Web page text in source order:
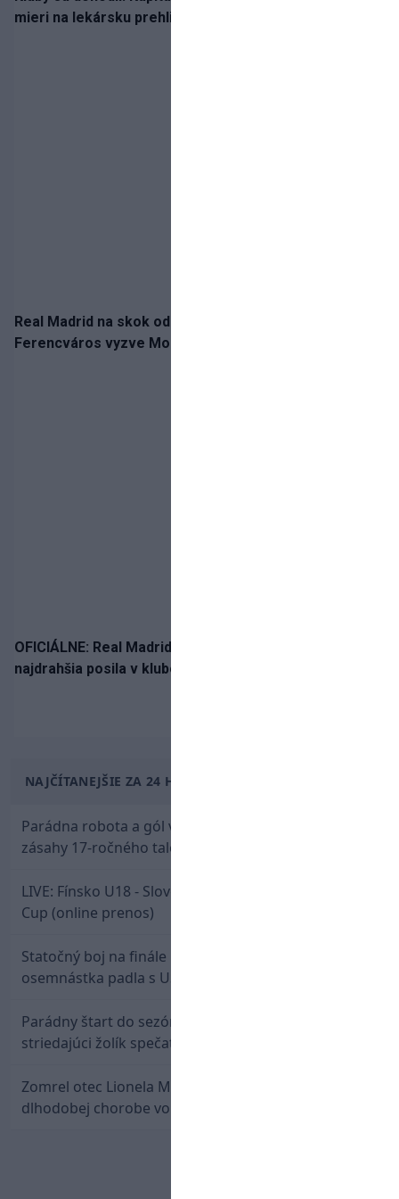
mieri na lekársku prehliadku
Real Madrid na skok od Slovenska: Borbélyho
Ferencváros vyzve Mourinhove hviezdy
OFICIÁLNE: Real Madrid rozbil bank. Z Lipska prichádza
najdrahšia posila v klubovej histórii
NAJČÍTANEJŠIE ZA 24 HODÍN
Parádna robota a gól v oslabení! Pozrite si oba
zásahy 17-ročného talentu Rychlíka proti USA
LIVE: Fínsko U18 - Slovensko U18 / Hlinka-Gretzky
Cup (online prenos)
Statočný boj na finále nestačil: Slovenská
osemnástka padla s USA a zabojuje o bronz
Parádny štart do sezóny: Rýchlik Boženík ako
striedajúci žolík spečatil postup Stoke
Zomrel otec Lionela Messiho. Jorge podľahol
dlhodobej chorobe vo veku 68 rokov